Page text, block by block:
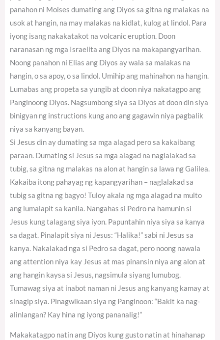
panahon ni Moises dumating ang Diyos sa gitna ng malakas na
usok at hangin, na may malakas na kidlat, kulog at lindol. Para
iyong isang nakakatakot na volcanic eruption. Doon
naranasan ng mga Israelita ang Diyos na makapangyarihan.
Noong panahon ni Elias ang Diyos ay wala sa malakas na
hangin, o sa apoy, o sa lindol. Umihip ang mahinahon na hangin.
Lumabas ang propeta sa yungib at doon niya nakatagpo ang
Panginoong Diyos. Nagsumbong siya sa Diyos at doon din siya
binigyan ng instructions kung ano ang gagawin niya pagbalik
niya sa kanyang bayan.
Si Jesus din ay dumating sa mga alagad pero sa kakaibang
paraan. Dumating si Jesus sa mga alagad na naglalakad sa
tubig, sa gitna ng malakas na alon at hangin sa lawa ng Galilea.
Kakaiba itong pahayag ng kapangyarihan – naglalakad sa
tubig sa gitna ng bagyo! Tuloy akala ng mga alagad na multo
ang lumalapit sa kanila. Nangahas si Pedro na hamunin si
Jesus kung talagang siya iyon. Papuntahin niya siya sa kanya
sa dagat. Pinalapit siya ni Jesus: “Halika!” sabi ni Jesus sa
kanya. Nakalakad nga si Pedro sa dagat, pero noong nawala
ang attention niya kay Jesus at mas pinansin niya ang alon at
ang hangin kaysa si Jesus, nagsimula siyang lumubog.
Tumawag siya at inabot naman ni Jesus ang kanyang kamay at
sinagip siya. Pinagwikaan siya ng Panginoon: “Bakit ka nag-
alinlangan? Kay hina ng iyong pananalig!”
Makakatagpo natin ang Diyos kung gusto natin at hinahanap